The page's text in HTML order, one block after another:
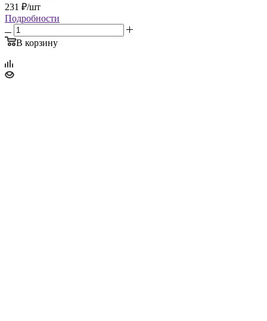
231 ₽/шт
Подробности
В корзину